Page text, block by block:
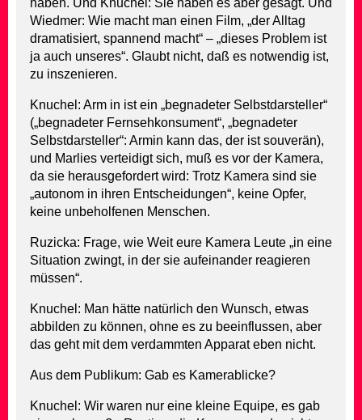
haben. Und Knuchel: Sie haben es aber gesagt. Und
Wiedmer: Wie macht man einen Film, „der Alltag
dramatisiert, spannend macht“ – „dieses Problem ist
ja auch unseres“. Glaubt nicht, daß es notwendig ist,
zu inszenieren.
Knuchel: Arm in ist ein „begnadeter Selbstdarsteller“
(„begnadeter Fernsehkonsument“, „begnadeter
Selbstdarsteller“: Armin kann das, der ist souverän),
und Marlies verteidigt sich, muß es vor der Kamera,
da sie herausgefordert wird: Trotz Kamera sind sie
„autonom in ihren Entscheidungen“, keine Opfer,
keine unbeholfenen Menschen.
Ruzicka: Frage, wie Weit eure Kamera Leute „in eine
Situation zwingt, in der sie aufeinander reagieren
müssen“.
Knuchel: Man hätte natürlich den Wunsch, etwas
abbilden zu können, ohne es zu beeinflussen, aber
das geht mit dem verdammten Apparat eben nicht.
Aus dem Publikum: Gab es Kamerablicke?
Knuchel: Wir waren nur eine kleine Equipe, es gab